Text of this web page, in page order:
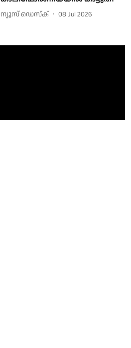
ന്യൂസ് ഡെസ്ക് 08 Jul 2026